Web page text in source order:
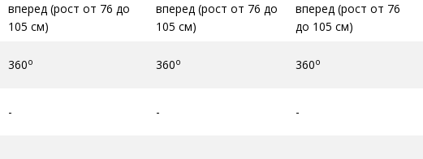
вперед (рост от 76 до
105 см)
вперед (рост от 76 до
105 см)
вперед (рост от 76
до 105 см)
360о 360о 360о
- - -